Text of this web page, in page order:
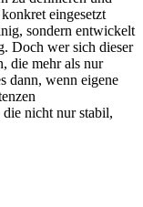
eingesetzt
sondern entwickelt
Doch wer sich dieser
die mehr als nur
dann, wenn eigene
nicht nur stabil,